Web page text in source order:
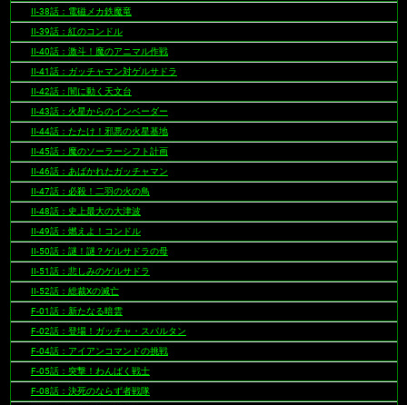
II-38話：電磁メカ鉄魔竜
II-39話：紅のコンドル
II-40話：激斗！魔のアニマル作戦
II-41話：ガッチャマン対ゲルサドラ
II-42話：闇に動く天文台
II-43話：火星からのインベーダー
II-44話：たたけ！邪悪の火星基地
II-45話：魔のソーラーシフト計画
II-46話：あばかれたガッチャマン
II-47話：必殺！二羽の火の鳥
II-48話：史上最大の大津波
II-49話：燃えよ！コンドル
II-50話：謎！謎？ゲルサドラの母
II-51話：悲しみのゲルサドラ
II-52話：総裁Xの滅亡
F-01話：新たなる暗雲
F-02話：登場！ガッチャ・スパルタン
F-04話：アイアンコマンドの挑戦
F-05話：突撃！わんぱく戦士
F-08話：決死のならず者戦隊